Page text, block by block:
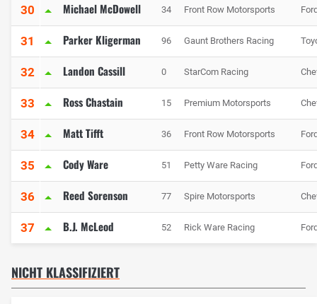
30 Michael McDowell 34 Front Row Motorsports
31 Parker Kligerman 96 Gaunt Brothers Racing
32 Landon Cassill 0 StarCom Racing
33 Ross Chastain 15 Premium Motorsports
34 Matt Tifft 36 Front Row Motorsports
35 Cody Ware 51 Petty Ware Racing
36 Reed Sorenson 77 Spire Motorsports
37 B.J. McLeod 52 Rick Ware Racing
NICHT KLASSIFIZIERT